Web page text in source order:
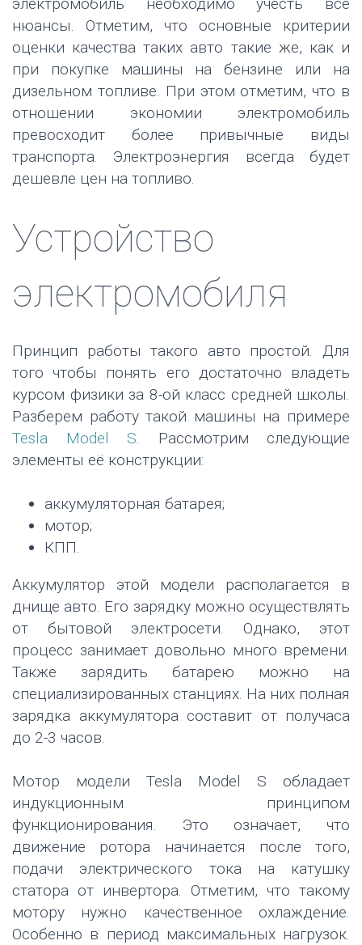
нюансы. Отметим, что основные критерии
оценки качества таких авто такие же, как и
при покупке машины на бензине или на
дизельном топливе. При этом отметим, что в
отношении экономии электромобиль
превосходит более привычные виды
транспорта. Электроэнергия всегда будет
дешевле цен на топливо.
Устройство
электромобиля
Принцип работы такого авто простой. Для
того чтобы понять его достаточно владеть
курсом физики за 8-ой класс средней школы.
Разберем работу такой машины на примере
Tesla Model S. Рассмотрим следующие
элементы её конструкции:
аккумуляторная батарея;
мотор;
КПП.
Аккумулятор этой модели располагается в
днище авто. Его зарядку можно осуществлять
от бытовой электросети. Однако, этот
процесс занимает довольно много времени.
Также зарядить батарею можно на
специализированных станциях. На них полная
зарядка аккумулятора составит от получаса
до 2-3 часов.
Мотор модели Tesla Model S обладает
индукционным принципом
функционирования. Это означает, что
движение ротора начинается после того,
подачи электрического тока на катушку
статора от инвертора. Отметим, что такому
мотору нужно качественное охлаждение.
Особенно в период максимальных нагрузок.